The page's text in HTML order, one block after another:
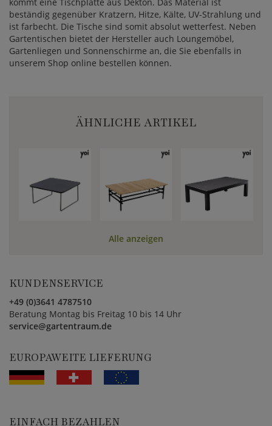
beständig gegenüber Kratzern, Hitze, Kälte, UV-Strahlung und
ist farbecht. Die Tische sind somit absolut wetterfest. Neben
Gartentischen bietet der Hersteller auch Loungemöbel,
Gartenliegen und Sonnenschirme an, die Sie ebenfalls in
unserem Shop online bestellen können.
ÄHNLICHE ARTIKEL
Alle anzeigen
KUNDENSERVICE
+49 (0)3641 4787510
Beratung Montag bis Freitag 10 bis 14 Uhr
service@gartentraum.de
EUROPAWEITE LIEFERUNG
EINFACH BEZAHLEN